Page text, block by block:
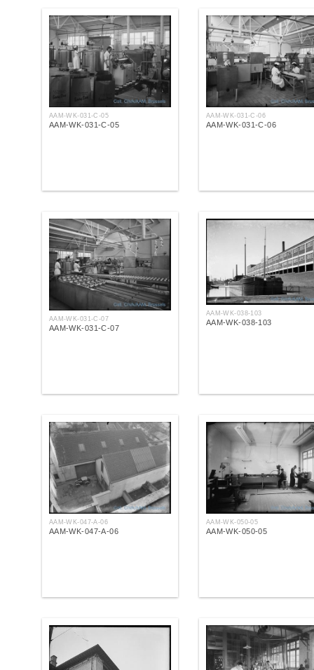
AAM-WK-031-C-05
AAM-WK-031-C-05
AAM-WK-031-C-06
AAM-WK-031-C-06
AAM-WK-031-C-07
AAM-WK-031-C-07
AAM-WK-038-103
AAM-WK-038-103
AAM-WK-047-A-06
AAM-WK-047-A-06
AAM-WK-050-05
AAM-WK-050-05